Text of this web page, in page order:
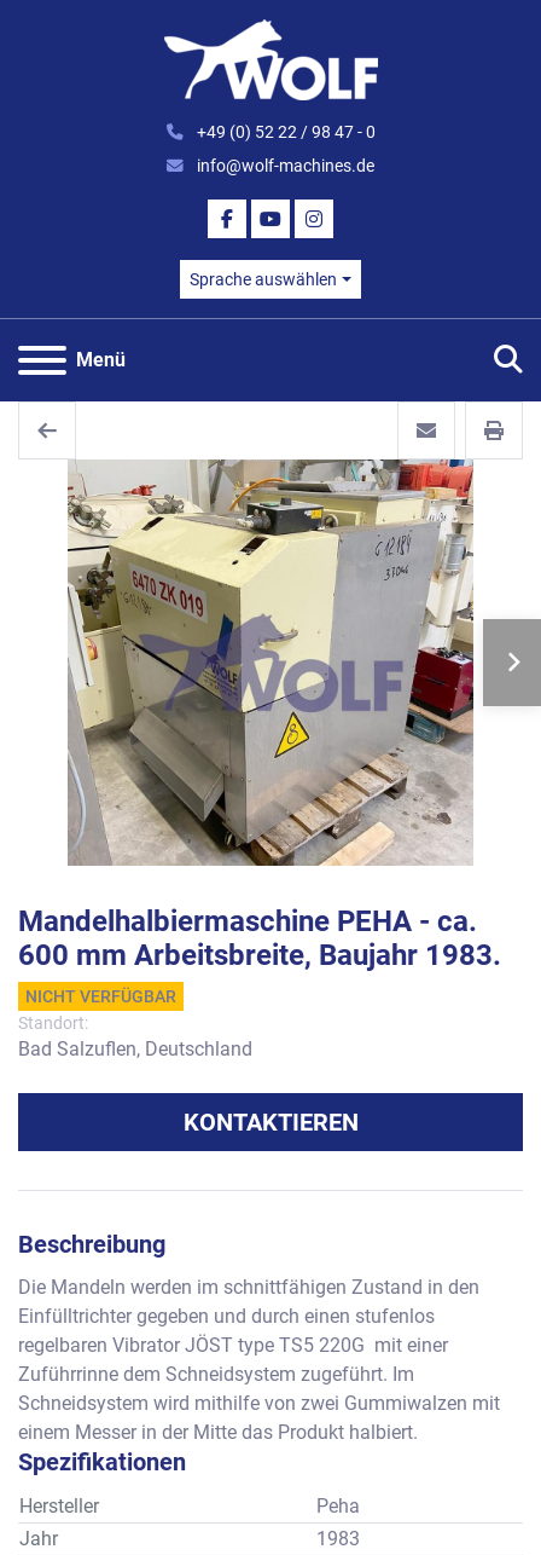
+49 (0) 52 22 / 98 47 - 0
info@wolf-machines.de
FACEBOOK
YOUTUBEINSTAGRAM
Sprache auswählen
Menü
Mandelhalbiermaschine PEHA - ca.
600 mm Arbeitsbreite, Baujahr 1983.
NICHT VERFÜGBAR
Standort:
Bad Salzuflen, Deutschland
KONTAKTIEREN
Beschreibung
Die Mandeln werden im schnittfähigen Zustand in den
Einfülltrichter gegeben und durch einen stufenlos
regelbaren Vibrator JÖST type TS5 220G  mit einer
Zuführrinne dem Schneidsystem zugeführt. Im
Schneidsystem wird mithilfe von zwei Gummiwalzen mit
einem Messer in der Mitte das Produkt halbiert.
Spezifikationen
Hersteller
Peha
Jahr
1983